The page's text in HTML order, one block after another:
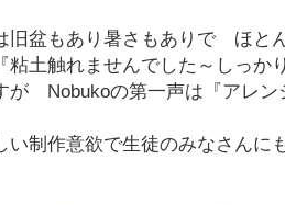
旧盆もあり暑さもありで ほと
粘土触れませんでした～しっか
が Nobukoの第一声は『アレン
い制作意欲で生徒のみなさんに